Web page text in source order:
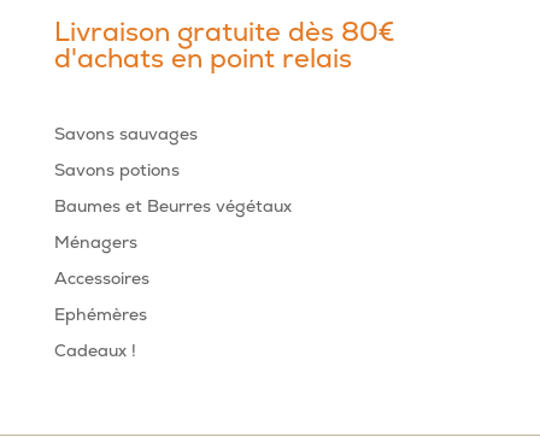
Livraison gratuite dès 80€
d'achats en point relais
Savons sauvages
Savons potions
Baumes et Beurres végétaux
Ménagers
Accessoires
Ephémères
Cadeaux !